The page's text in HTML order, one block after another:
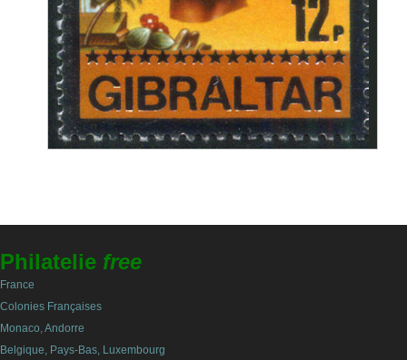
Philatelie free
France
Colonies Françaises
Monaco, Andorre
Belgique, Pays-Bas, Luxembourg